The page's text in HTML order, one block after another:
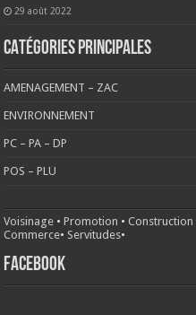
29 août 2022
CATÉGORIES PRINCIPALES
AMENAGEMENT – ZAC
ENVIRONNEMENT
PC – PA – DP
POS – PLU
Voisinage •Promotion •Construction
Commerce• Servitudes•
FACEBOOK